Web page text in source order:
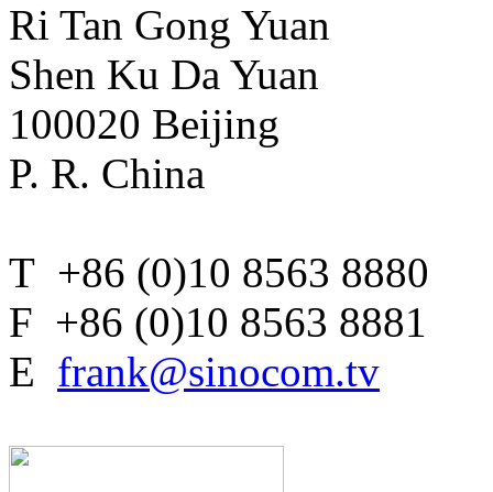
Ri Tan Gong Yuan
Shen Ku Da Yuan
100020 Beijing
P. R. China
T +86 (0)10 8563 8880
F +86 (0)10 8563 8881
E frank@sinocom.tv